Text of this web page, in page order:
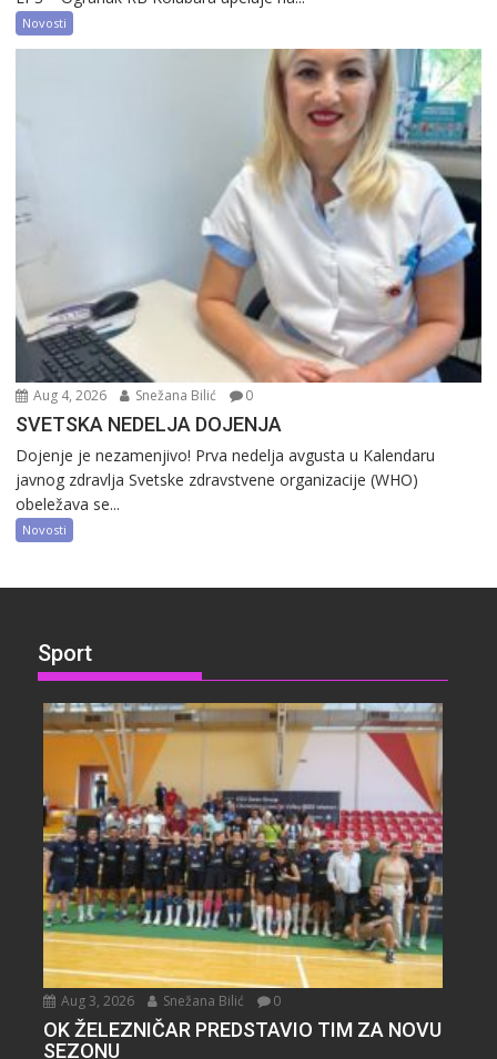
Novosti
Aug 4, 2026 Snežana Bilić 0
SVETSKA NEDELJA DOJENJA
Dojenje je nezamenjivo! Prva nedelja avgusta u Kalendaru
javnog zdravlja Svetske zdravstvene organizacije (WHO)
obeležava se...
Novosti
Sport
Aug 3, 2026 Snežana Bilić 0
OK ŽELEZNIČAR PREDSTAVIO TIM ZA NOVU
SEZONU